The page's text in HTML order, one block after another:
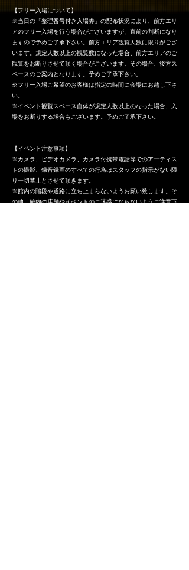
【フリー入場について】
※当日の「整理番号付き入場券」の配布状況により、前方エリ
アのフリー入場を行う場合がございますが、直前の判断になり
ますので予めご了承下さい。前方エリア観覧人数に限りがござ
います。規定人数以上の観覧数になった場合、前方エリアのご
観覧をお断りさせて頂く場合がございます。その場合、後方ス
ペースのご案内となります。予めご了承下さい。
※フリー入場ご希望のお客様は指定の時間に会場にお越し下さ
い。
※イベント観覧スペース自体が規定人数以上のなった場合、入
場をお断りする場合もございます。予めご了承下さい。
【イベント注意事項】
※カメラ、ビデオカメラ、カメラ付携帯電話等でのアーティス
トの撮影、録音録画のすべての行為はスタッフの指示がない限
り一切禁止とさせて頂きます。
※館内の階段や通路に立ち止まらないようお願い致します。そ
の他、館内の店舗やイベントのご迷惑にならないようご注意下